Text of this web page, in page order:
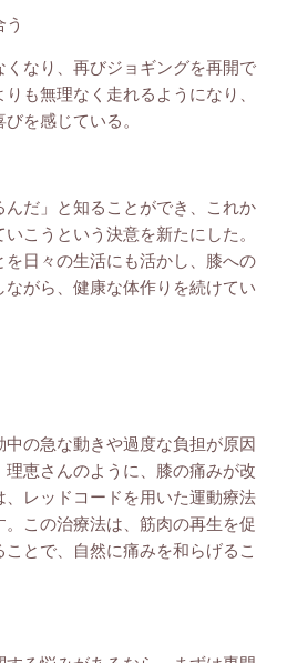
なり、再びジョギングを再開で
も無理なく走れるようになり、
を感じている。
んだ」と知ることができ、これか
こうという決意を新たにした。
日々の生活にも活かし、膝への
がら、健康な体作りを続けてい
の急な動きや過度な負担が原因
恵さんのように、膝の痛みが改
レッドコードを用いた運動療法
この治療法は、筋肉の再生を促
とで、自然に痛みを和らげるこ